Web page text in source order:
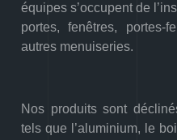
équipes s’occupent de
portes, fenêtres, portes-
autres menuiseries.
Nos produits sont
tels que l’aluminium, le